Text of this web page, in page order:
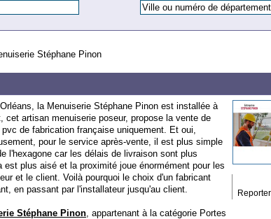
Stéphane Pinon
la Menuiserie Stéphane Pinon est installée à
cet artisan menuiserie poseur, propose la vente de
de fabrication française uniquement. Et oui,
pour le service après-vente, il est plus simple
l'hexagone car les délais de livraison sont plus
plus aisé et la proximité joue énormément pour les
et le client. Voilà pourquoi le choix d'un fabricant
en passant par l'installateur jusqu'au client.
Stéphane Pinon, appartenant à la catégorie Portes